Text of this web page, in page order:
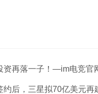
资再落一子！—im电竞官
约后，三星拟70亿美元